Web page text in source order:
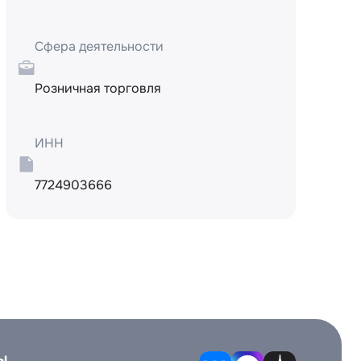
Сфера деятельности
Розничная торговля
ИНН
7724903666